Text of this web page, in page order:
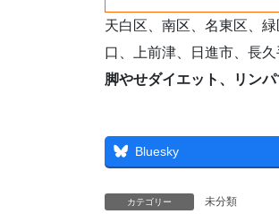
天白区、南区、名東区、
口、上前津、日進市、長
脚やせダイエット、リン
Bluesky
カテゴリー 未分類